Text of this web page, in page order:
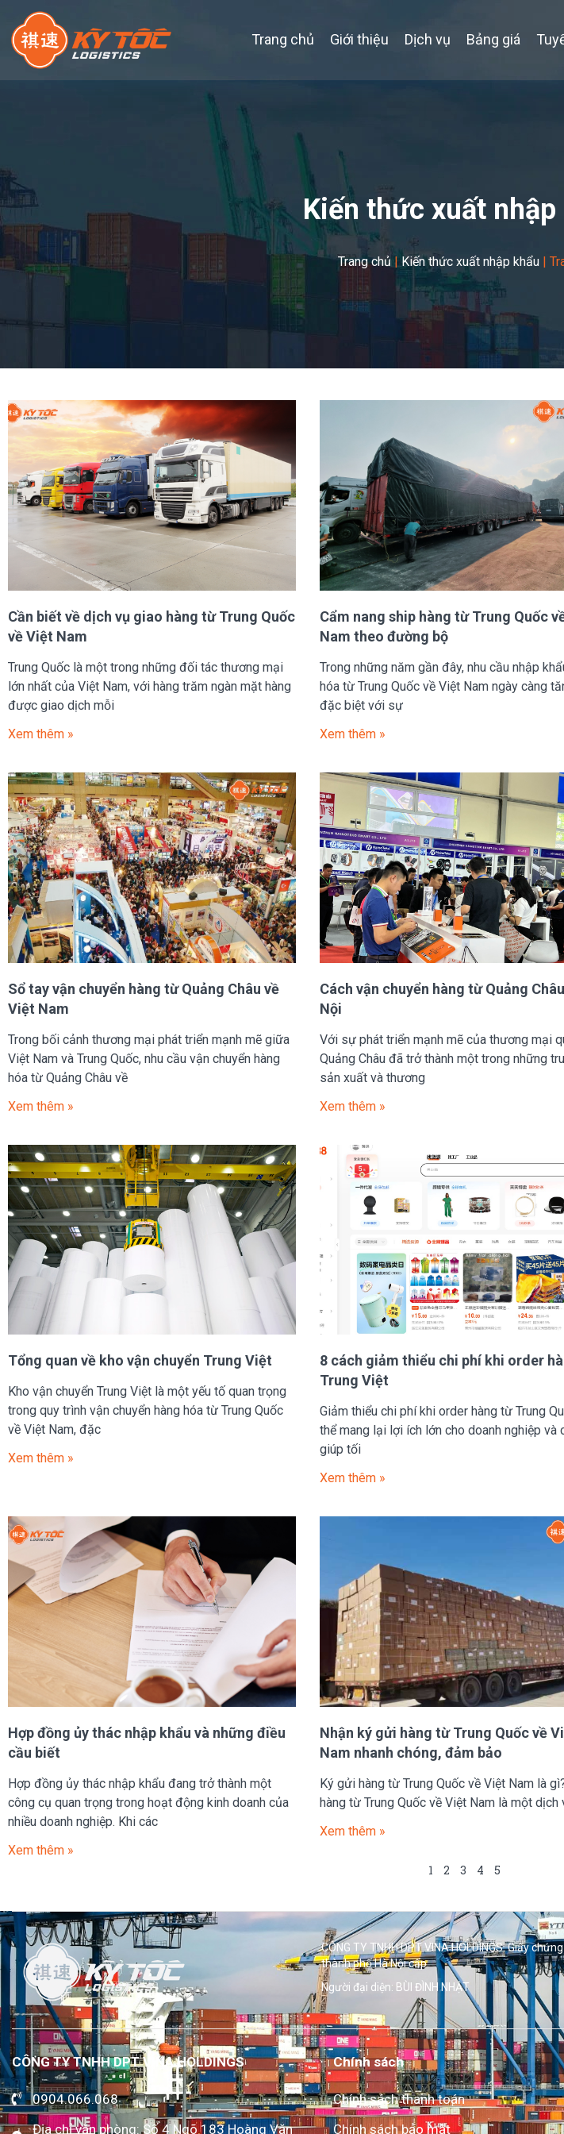
Trang chủ Giới thiệu Dịch vụ Bảng giá
Kiến thức xuất nhập
Trang chủ|Kiến thức xuất nhập khẩu |
Cần biết về dịch vụ giao hàng từ Trung Quốc
về Việt Nam
Trung Quốc là một trong những đối tác thương mại
lớn nhất của Việt Nam, với hàng trăm ngàn mặt hàng
được giao dịch mỗi
Xem thêm »
Cẩm nang ship hàng từ Trung Quốc
Nam theo đường bộ
Trong những năm gần đây, nhu cầu nhập
hóa từ Trung Quốc về Việt Nam ngày càng
đặc biệt với sự
Xem thêm »
Sổ tay vận chuyển hàng từ Quảng Châu về
Việt Nam
Trong bối cảnh thương mại phát triển mạnh mẽ giữa
Việt Nam và Trung Quốc, nhu cầu vận chuyển hàng
hóa từ Quảng Châu về
Xem thêm »
Cách vận chuyển hàng từ Quảng
Nội
Với sự phát triển mạnh mẽ của thương mại
Quảng Châu đã trở thành một trong những
sản xuất và thương
Xem thêm »
Tổng quan về kho vận chuyển Trung Việt
Kho vận chuyển Trung Việt là một yếu tố quan trọng
trong quy trình vận chuyển hàng hóa từ Trung Quốc
về Việt Nam, đặc
Xem thêm »
8 cách giảm thiểu chi phí khi order
Trung Việt
Giảm thiểu chi phí khi order hàng từ Trung
thể mang lại lợi ích lớn cho doanh nghiệp và
giúp tối
Xem thêm »
Hợp đồng ủy thác nhập khẩu và những điều
cầu biết
Hợp đồng ủy thác nhập khẩu đang trở thành một
công cụ quan trọng trong hoạt động kinh doanh của
nhiều doanh nghiệp. Khi các
Xem thêm »
Nhận ký gửi hàng từ Trung Quốc về
Nam nhanh chóng, đảm bảo
Ký gửi hàng từ Trung Quốc về Việt Nam là
hàng từ Trung Quốc về Việt Nam là một dịch
Xem thêm »
1
2 3 4 5
CÔNG TY TNHH DPT VINA HOLDINGS. Giấy
thành phố Hà Nội cấp.
Người đại diện: BÙI ĐÌNH NHẬT
CÔNG TY TNHH DPT VINA HOLDINGS
0904.066.068
Địa chỉ văn phòng: Số 4 Ngõ 183 Hoàng Văn
Chính sách
Chính sách thanh toán
Chính sách bảo mật